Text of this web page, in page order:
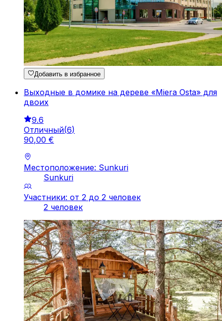
Добавить в избранное
Выходные в домике на дереве «Miera Osta» для
двоих
9.6
Отличный(6)
90,00 €
Местоположение: Sunkuri
Sunkuri
Участники: от 2 до 2 человек
2 человек